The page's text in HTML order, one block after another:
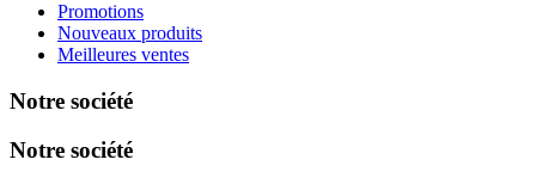
Promotions
Nouveaux produits
Meilleures ventes
Notre société
Notre société